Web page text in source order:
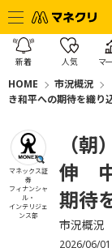
新着 人気 マ
HOME 市況概況
き和平への期待を織り
マネックス証
券
フィナンシャ
ル・
インテリジェ
ンス部
（
伸 中
期待
市況概況
2026/06/01